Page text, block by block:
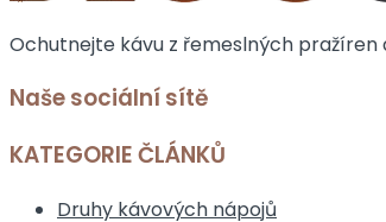
Ochutnejte kávu z řemeslných
Naše sociální sítě
KATEGORIE ČLÁNKŮ
Druhy kávových nápojů